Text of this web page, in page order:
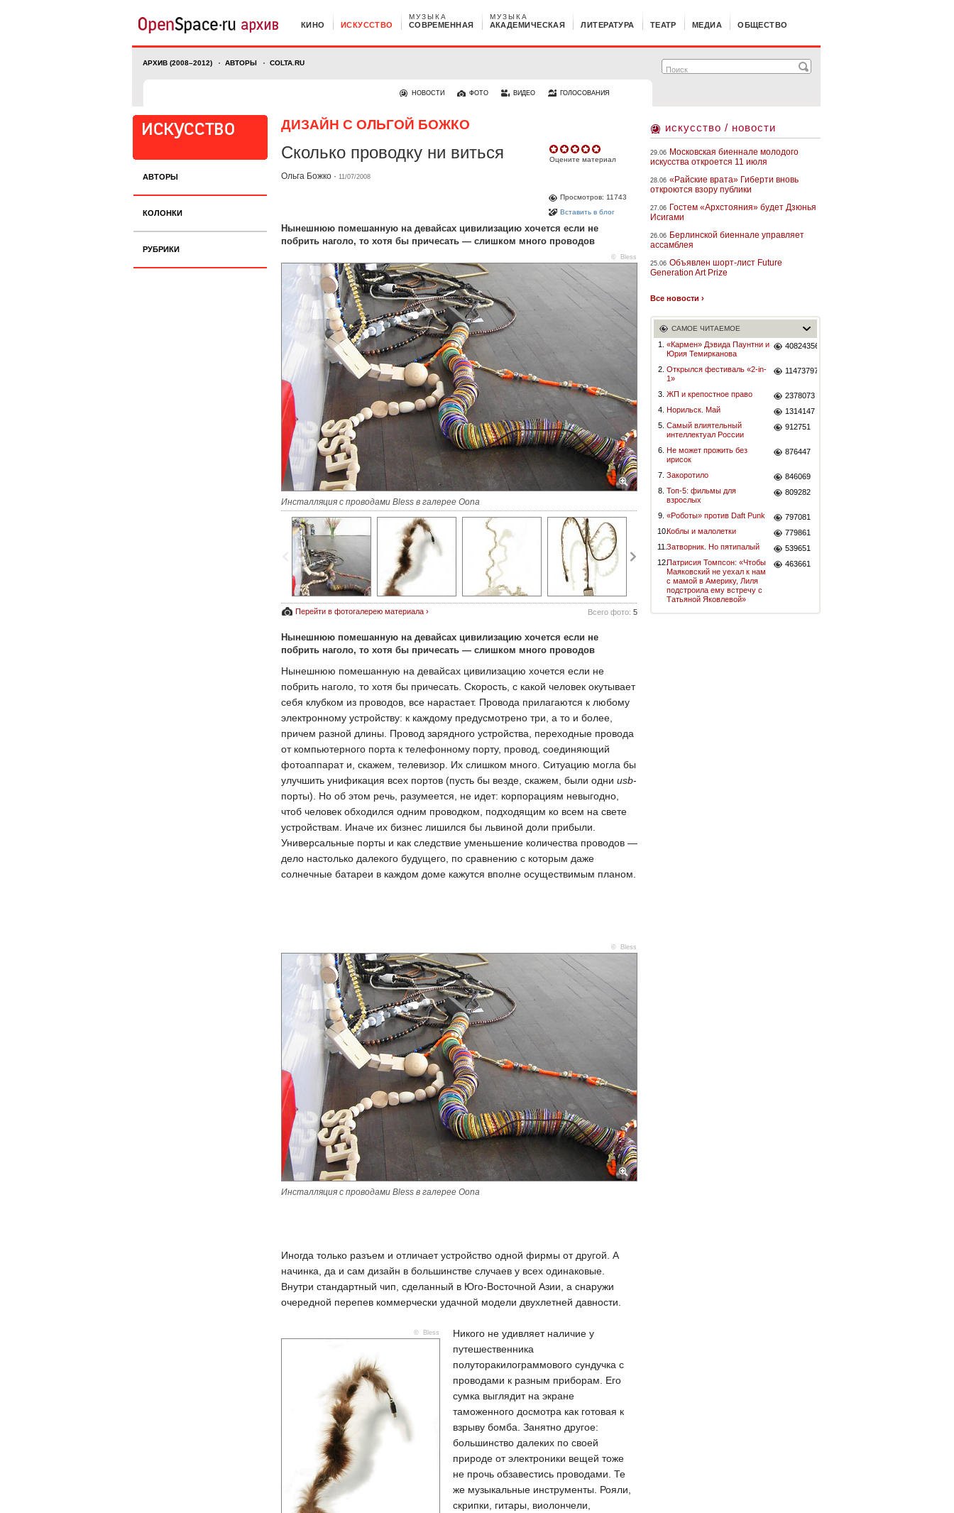
КИНО ИСКУССТВО СОВРЕМЕННАЯ
МУЗЫКА
АКАДЕМИЧЕСКАЯ
МУЗЫКА
ЛИТЕРАТУРА ТЕАТР МЕДИА ОБЩЕСТВО
АРХИВ (2008–2012) АВТОРЫ COLTA.RU
НОВОСТИ ФОТО ВИДЕО ГОЛОСОВАНИЯ
АВТОРЫ
КОЛОНКИ
РУБРИКИ
ДИЗАЙН С ОЛЬГОЙ БОЖКО
Оцените материал
Просмотров: 11743
Вставить в блог
Сколько проводку ни виться
Ольга Божко · 11/07/2008
Нынешнюю помешанную на девайсах цивилизацию хочется если не
побрить наголо, то хотя бы причесать — слишком много проводов
© Bless
Инсталляция с проводами Bless в галерее Oona
Перейти в фотогалерею материала › Всего фото: 5
Нынешнюю помешанную на девайсах цивилизацию хочется если не
побрить наголо, то хотя бы причесать — слишком много проводов
Нынешнюю помешанную на девайсах цивилизацию хочется если не
побрить наголо, то хотя бы причесать. Скорость, с какой человек окутывает
себя клубком из проводов, все нарастает. Провода прилагаются к любому
электронному устройству: к каждому предусмотрено три, а то и более,
причем разной длины. Провод зарядного устройства, переходные провода
от компьютерного порта к телефонному порту, провод, соединяющий
фотоаппарат и, скажем, телевизор. Их слишком много. Ситуацию могла бы
улучшить унификация всех портов (пусть бы везде, скажем, были одни usb-
порты). Но об этом речь, разумеется, не идет: корпорациям невыгодно,
чтоб человек обходился одним проводком, подходящим ко всем на свете
устройствам. Иначе их бизнес лишился бы львиной доли прибыли.
Универсальные порты и как следствие уменьшение количества проводов —
дело настолько далекого будущего, по сравнению с которым даже
солнечные батареи в каждом доме кажутся вполне осуществимым планом.
© Bless
Инсталляция с проводами Bless в галерее Oona
Иногда только разъем и отличает устройство одной фирмы от другой. А
начинка, да и сам дизайн в большинстве случаев у всех одинаковые.
Внутри стандартный чип, сделанный в Юго-Восточной Азии, а снаружи
очередной перепев коммерчески удачной модели двухлетней давности.
© Bless
Никого не удивляет наличие у
путешественника
полуторакилограммового сундучка с
проводами к разным приборам. Его
сумка выглядит на экране
таможенного досмотра как готовая к
взрыву бомба. Занятно другое:
большинство далеких по своей
природе от электроники вещей тоже
не прочь обзавестись проводами. Те
же музыкальные инструменты. Рояли,
скрипки, гитары, виолончели,
искусство / новости
29.06 Московская биеннале молодого
искусства откроется 11 июля
28.06 «Райские врата» Гиберти вновь
откроются взору публики
27.06 Гостем «Архстояния» будет Дзюнья
Исигами
26.06 Берлинской биеннале управляет
ассамблея
25.06 Объявлен шорт-лист Future
Generation Art Prize
Все новости ›
САМОЕ ЧИТАЕМОЕ
1.
«Кармен» Дэвида Паунтни и
Юрия Темирканова
40824356
2. Открылся фестиваль «2-in-
1»
11473797
3. ЖП и крепостное право
2378073
4. Норильск. Май
1314147
5. Самый влиятельный
интеллектуал России
912751
6. Не может прожить без
ирисок
876447
7. Закоротило
846069
8. Топ-5: фильмы для
взрослых
809282
9. «Роботы» против Daft Punk
797081
10.Коблы и малолетки
779861
11.Затворник. Но пятипалый
539651
12.Патрисия Томпсон: «Чтобы
Маяковский не уехал к нам
с мамой в Америку, Лиля
подстроила ему встречу с
Татьяной Яковлевой»
463661